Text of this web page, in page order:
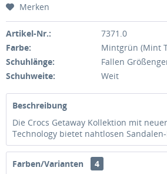
Merken
Artikel-Nr.:
7371.0
Farbe:
Mintgrün (Mint
Schuhlänge:
Fallen
Schuhweite:
Weit
Beschreibung
Die Crocs Getaway Kollektion mit
Technology bietet nahtlosen
Farben/Varianten 4